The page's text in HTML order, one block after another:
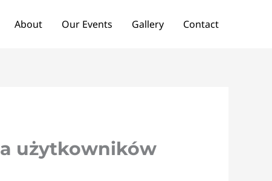
About Our Events Gallery Contact
użytkowników